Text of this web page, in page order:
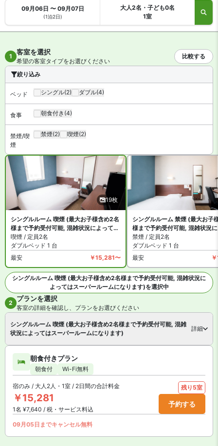
港から車をご利用の場合、約25分で到着します。
ホテルは那覇新都心エリアにあります。コンビニ徒歩1分、路面免税
店のTギャラリア沖縄DFSも徒歩5分。観光スポットの国際通りはモ
【駐車場】あり（有料）
【お食事、レストラン】
【館内施設・サービス】
客室数は全 90 室。インターネットは無料 WiFi、有線インターネッ
トが利用可能です。施設はコインランドリーがあります。
スーパーホテル那覇・新都心 は禁煙ルームと喫煙できるお部屋があ
ります。詳細は各宿泊プランをご確認ください。
09月06日 〜 09月07日
(1泊2日)
大人2名・子ども0名
1室
1
客室を選択
希望の客室タイプをお選びください
比較する
絞り込み
ベッド シングル(2) ダブル(4)
食事 朝食付き (4)
禁煙/喫
煙
禁煙(2) 喫煙(2)
19枚
シングルルーム 喫煙 (最大お子様含め2名
様まで予約受付可能, 混雑状況によっては
スーパールームになります)
喫煙 / 定員2名
ダブルベッド 1 台
最安
￥15,281〜
シングルルーム 禁煙 (最大お子
様まで予約受付可能, 混雑状況
スーパールームになります)
禁煙 / 定員2名
ダブルベッド 1 台
最安
シングルルーム 喫煙 (最大お子様含め2名様まで予約受付可能, 混雑状況に
よってはスーパールームになります)を選択中
2 プランを選択
客室の詳細を確認し、プランをお選びください
シングルルーム 喫煙 (最大お子様含め2名様まで予約受付可能, 混雑
状況によってはスーパールームになります)
詳細
朝食付きプラン
朝食付 Wi-Fi無料
宿のみ / 大人2人・1室 / 2日間の合計料金
￥15,281
1名 ¥7,640 / 税・サービス料込
残り5室
予約する
09月05日までキャンセル無料